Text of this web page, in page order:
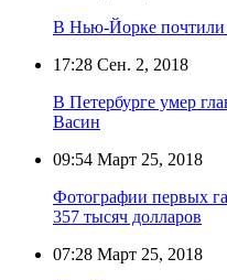
В Нью-Йорке почтили
17:28 Сен. 2, 2018
В Петербурге умер
Васин
09:54 Март 25, 2018
Фотографии первых
357 тысяч долларов
07:28 Март 25, 2018